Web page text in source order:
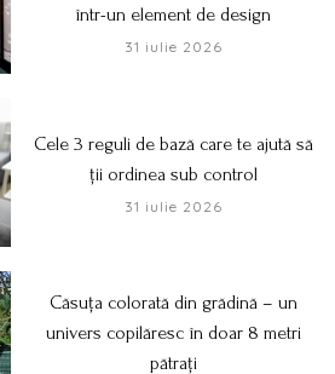
într-un element de design
31 iulie 2026
Cele 3 reguli de bază care te ajută să
ții ordinea sub control
31 iulie 2026
Căsuța colorată din grădină – un
univers copilăresc în doar 8 metri
pătrați